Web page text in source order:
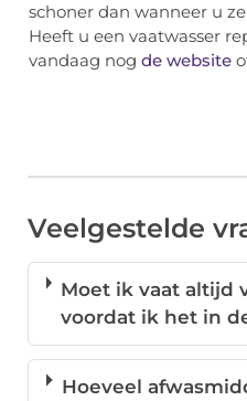
schoner dan wanneer u
Heeft u een vaatwasser
vandaag nog de website
Veelgestelde
Moet ik vaat altijd
voordat ik het in
Hoeveel